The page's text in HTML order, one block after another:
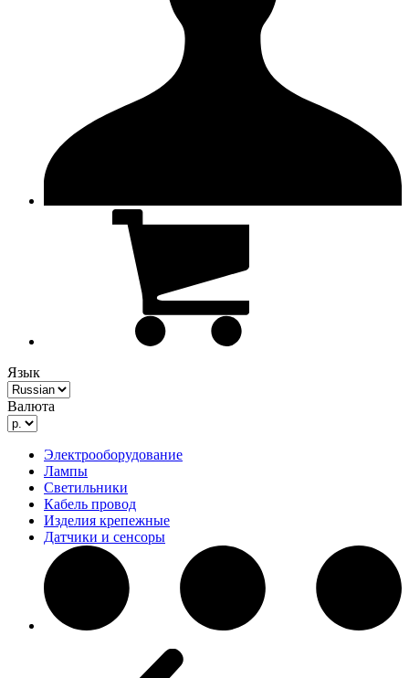
Язык
Валюта
Электрооборудование
Лампы
Светильники
Кабель провод
Изделия крепежные
Датчики и сенсоры